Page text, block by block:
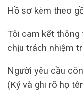
Hồ sơ kèm theo
Tôi cam kết thông
chịu trách nhiệm
Người yêu cầu
(Ký và ghi rõ họ